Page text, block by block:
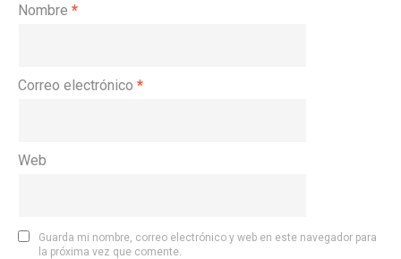
Nombre *
Correo electrónico *
Web
Guarda mi nombre, correo electrónico y web en este navegador para
la próxima vez que comente.